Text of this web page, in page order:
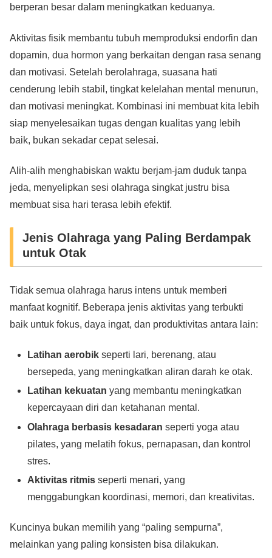
berperan besar dalam meningkatkan keduanya.
Aktivitas fisik membantu tubuh memproduksi endorfin dan
dopamin, dua hormon yang berkaitan dengan rasa senang
dan motivasi. Setelah berolahraga, suasana hati
cenderung lebih stabil, tingkat kelelahan mental menurun,
dan motivasi meningkat. Kombinasi ini membuat kita lebih
siap menyelesaikan tugas dengan kualitas yang lebih
baik, bukan sekadar cepat selesai.
Alih-alih menghabiskan waktu berjam-jam duduk tanpa
jeda, menyelipkan sesi olahraga singkat justru bisa
membuat sisa hari terasa lebih efektif.
Jenis Olahraga yang Paling Berdampak
untuk Otak
Tidak semua olahraga harus intens untuk memberi
manfaat kognitif. Beberapa jenis aktivitas yang terbukti
baik untuk fokus, daya ingat, dan produktivitas antara lain:
Latihan aerobik seperti lari, berenang, atau
bersepeda, yang meningkatkan aliran darah ke otak.
Latihan kekuatan yang membantu meningkatkan
kepercayaan diri dan ketahanan mental.
Olahraga berbasis kesadaran seperti yoga atau
pilates, yang melatih fokus, pernapasan, dan kontrol
stres.
Aktivitas ritmis seperti menari, yang
menggabungkan koordinasi, memori, dan kreativitas.
Kuncinya bukan memilih yang “paling sempurna”,
melainkan yang paling konsisten bisa dilakukan.